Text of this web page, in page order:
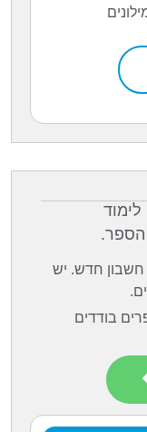
הספר.
חדש. יש
בודדים